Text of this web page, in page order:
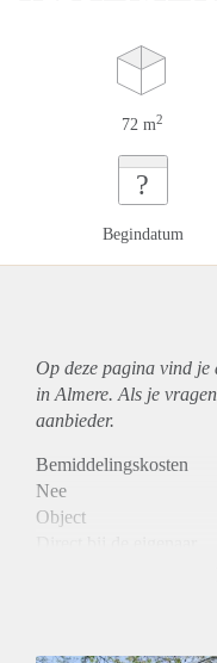
72 m2
?
Begindatum
Op deze pagina vind
in Almere. Als je
aanbieder.
Bemiddelingskosten
Nee
Object